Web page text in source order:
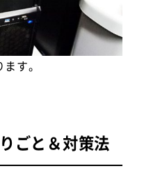
す。
ごと＆対策法